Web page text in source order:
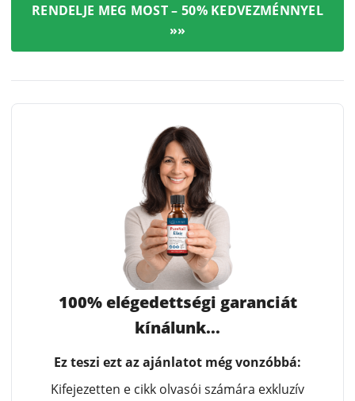
RENDELJE MEG MOST – 50% KEDVEZMÉNNYEL
»»
100% elégedettségi garanciát
kínálunk...
Ez teszi ezt az ajánlatot még vonzóbbá:
Kifejezetten e cikk olvasói számára exkluzív